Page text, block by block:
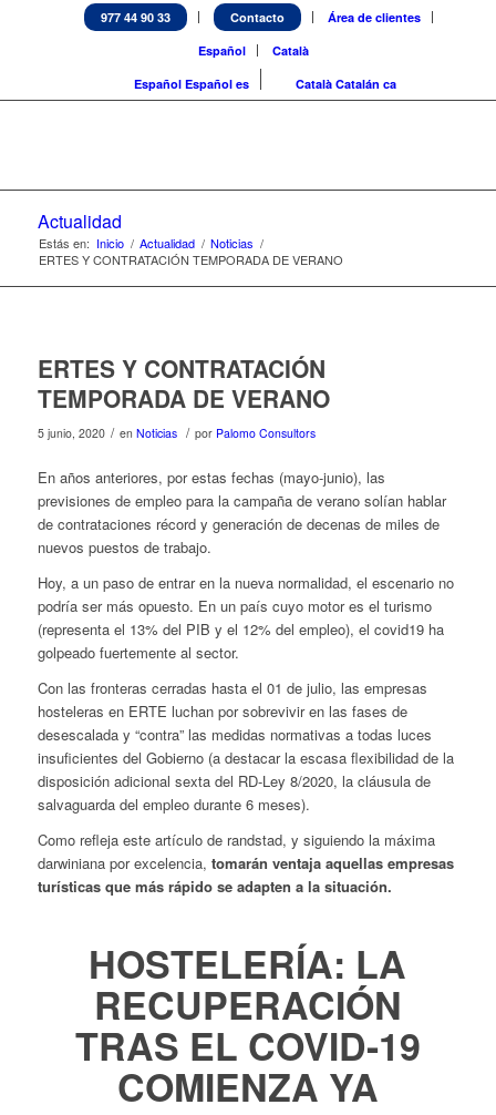
977 44 90 33 Contacto
Área de clientes
Español
Català
Español Español es Català Catalán ca
Actualidad
Estás en: Inicio / Actualidad / Noticias /
ERTES Y CONTRATACIÓN TEMPORADA DE VERANO
ERTES Y CONTRATACIÓN
TEMPORADA DE VERANO
5 junio, 2020 / en Noticias / por Palomo Consultors
En años anteriores, por estas fechas (mayo-junio), las
previsiones de empleo para la campaña de verano solían hablar
de contrataciones récord y generación de decenas de miles de
nuevos puestos de trabajo.
Hoy, a un paso de entrar en la nueva normalidad, el escenario no
podría ser más opuesto. En un país cuyo motor es el turismo
(representa el 13% del PIB y el 12% del empleo), el covid19 ha
golpeado fuertemente al sector.
Con las fronteras cerradas hasta el 01 de julio, las empresas
hosteleras en ERTE luchan por sobrevivir en las fases de
desescalada y “contra” las medidas normativas a todas luces
insuficientes del Gobierno (a destacar la escasa flexibilidad de la
disposición adicional sexta del RD-Ley 8/2020, la cláusula de
salvaguarda del empleo durante 6 meses).
Como refleja este artículo de randstad, y siguiendo la máxima
darwiniana por excelencia, tomarán ventaja aquellas empresas
turísticas que más rápido se adapten a la situación.
HOSTELERÍA: LA
RECUPERACIÓN
TRAS EL COVID-19
COMIENZA YA